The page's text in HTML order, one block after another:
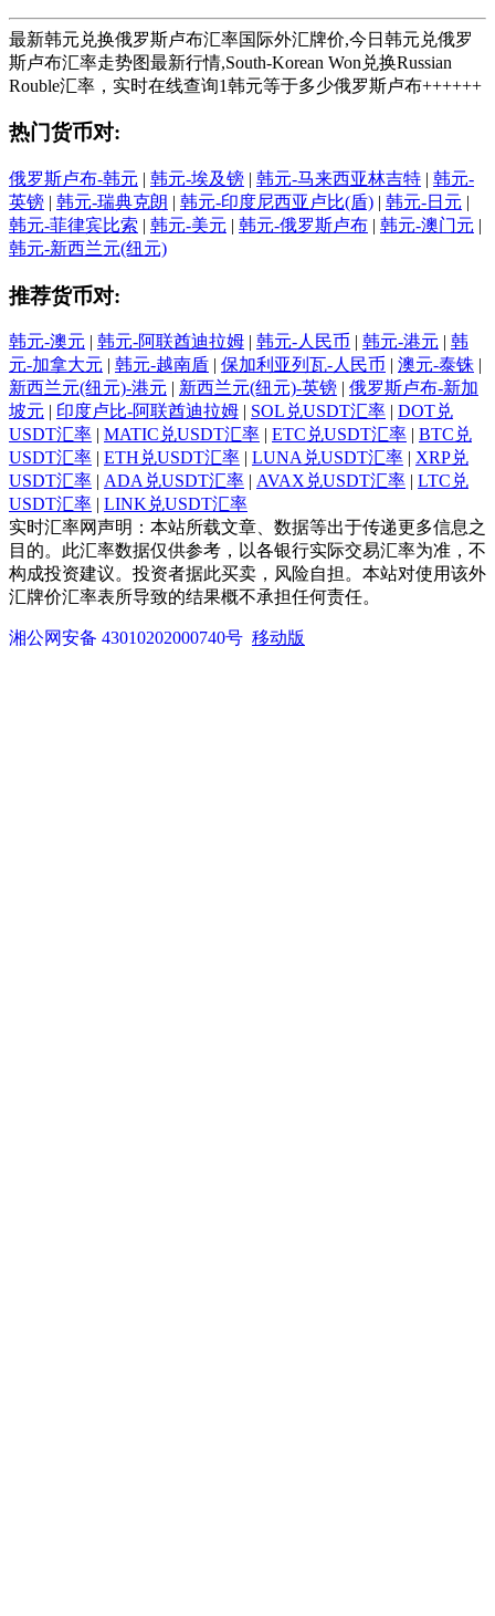
最新韩元兑换俄罗斯卢布汇率国际外汇牌价,今日韩元兑俄罗
斯卢布汇率走势图最新行情,South-Korean Won兑换Russian
Rouble汇率，实时在线查询1韩元等于多少俄罗斯卢布++++++
热门货币对:
俄罗斯卢布-韩元 | 韩元-埃及镑 | 韩元-马来西亚林吉特 | 韩元-
英镑 | 韩元-瑞典克朗 | 韩元-印度尼西亚卢比(盾) | 韩元-日元 |
韩元-菲律宾比索 | 韩元-美元 | 韩元-俄罗斯卢布 | 韩元-澳门元 |
韩元-新西兰元(纽元)
推荐货币对:
韩元-澳元 | 韩元-阿联酋迪拉姆 | 韩元-人民币 | 韩元-港元 | 韩
元-加拿大元 | 韩元-越南盾 | 保加利亚列瓦-人民币 | 澳元-泰铢 |
新西兰元(纽元)-港元 | 新西兰元(纽元)-英镑 | 俄罗斯卢布-新加
坡元 | 印度卢比-阿联酋迪拉姆 | SOL兑USDT汇率 | DOT兑
USDT汇率 | MATIC兑USDT汇率 | ETC兑USDT汇率 | BTC兑
USDT汇率 | ETH兑USDT汇率 | LUNA兑USDT汇率 | XRP兑
USDT汇率 | ADA兑USDT汇率 | AVAX兑USDT汇率 | LTC兑
USDT汇率 | LINK兑USDT汇率
实时汇率网声明：本站所载文章、数据等出于传递更多信息之
目的。此汇率数据仅供参考，以各银行实际交易汇率为准，不
构成投资建议。投资者据此买卖，风险自担。本站对使用该外
汇牌价汇率表所导致的结果概不承担任何责任。
湘公网安备 43010202000740号 移动版